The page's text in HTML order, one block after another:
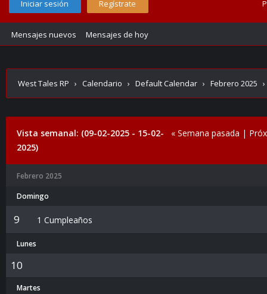
Iniciar sesión Regístrate
Mensajes nuevos Mensajes de hoy
West Tales RP › Calendario › Default Calendar › Febrero 2025
« Semana pasada |
Vista semanal: (09-02-2025 - 15-02-
2025)
Febrero 2025
Domingo
9 1 Cumpleaños
Lunes
10
Martes